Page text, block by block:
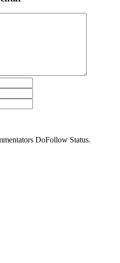
DoFollow Status.